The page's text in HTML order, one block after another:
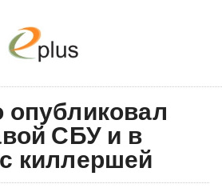
опубликовал
СБУ и в
киллершей